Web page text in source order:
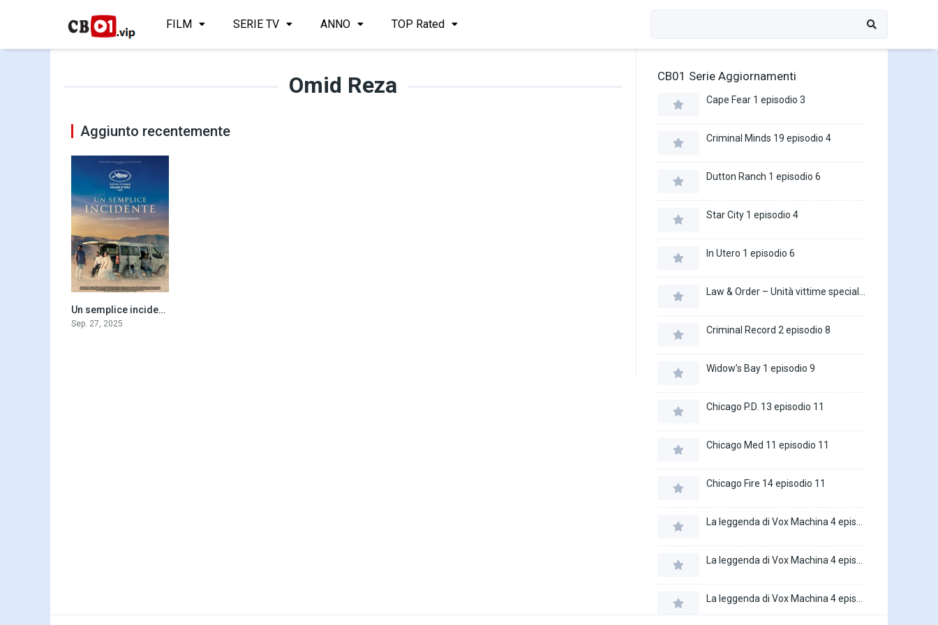
FILM SERIE TV ANNO TOP Rated
Omid Reza
Aggiunto recentemente
7.5Un semplice incidente (2025)
Sep. 27, 2025
CB01 Serie Aggiornamenti
Cape Fear 1 episodio 3
Criminal Minds 19 episodio 4
Dutton Ranch 1 episodio 6
Star City 1 episodio 4
In Utero 1 episodio 6
Criminal Record 2 episodio 8
Widow’s Bay 1 episodio 9
Chicago P.D. 13 episodio 11
Chicago Med 11 episodio 11
Chicago Fire 14 episodio 11